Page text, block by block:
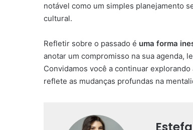
notável como um simples planejamento
cultural.
Refletir sobre o passado é uma forma
anotar um compromisso na sua agenda,
Convidamos você a continuar
reflete as mudanças profundas na